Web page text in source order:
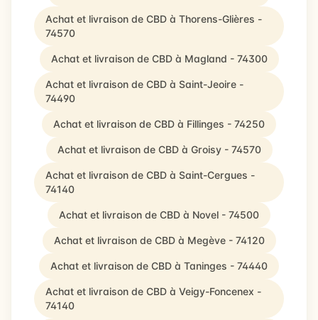
Achat et livraison de CBD à Thorens-Glières -
74570
Achat et livraison de CBD à Magland - 74300
Achat et livraison de CBD à Saint-Jeoire -
74490
Achat et livraison de CBD à Fillinges - 74250
Achat et livraison de CBD à Groisy - 74570
Achat et livraison de CBD à Saint-Cergues -
74140
Achat et livraison de CBD à Novel - 74500
Achat et livraison de CBD à Megève - 74120
Achat et livraison de CBD à Taninges - 74440
Achat et livraison de CBD à Veigy-Foncenex -
74140